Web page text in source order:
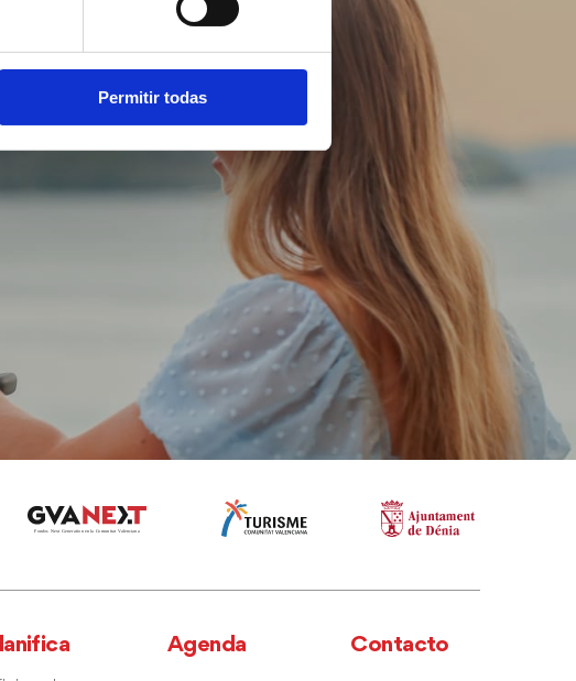
Permitir todas
Agenda Contacto